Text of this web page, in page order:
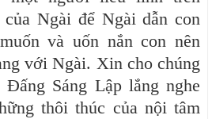
Ngài để Ngài dẫn con
và uốn nắn con nên
với Ngài. Xin cho chúng
Sáng Lập lắng nghe
thôi thúc của nội tâm